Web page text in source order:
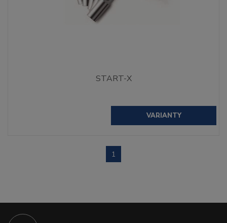
START-X
VARIANTY
1